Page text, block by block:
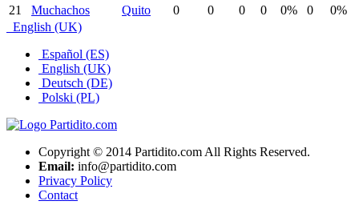
21
Muchachos Quito 0 0 0 0 0% 0
0%
English (UK)
Español (ES)
English (UK)
Deutsch (DE)
Polski (PL)
Copyright © 2014 Partidito.com All Rights Reserved.
Email: info@partidito.com
Privacy Policy
Contact